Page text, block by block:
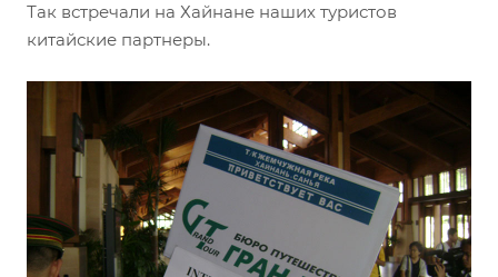
Так встречали на Хайнане наших туристов
китайские партнеры.